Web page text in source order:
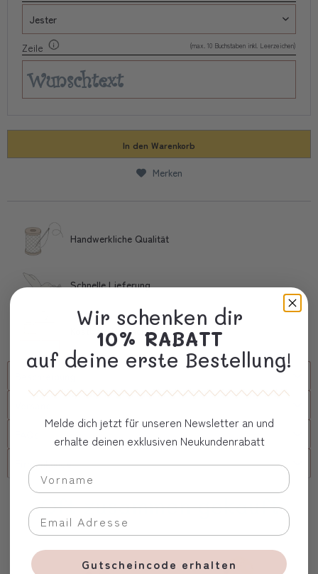
Zeile (max. 10 Buchstaben inkl. Leerzeichen)
In den Warenkorb
Merken
Handwerkliche Qualität
Schnelle Lieferung
Kostbare Verpackung
Firmenkunde
Oft zusammen gekauft
Wir schenken dir
10% RABATT
auf deine erste Bestellung!
Melde dich jetzt für unseren Newsletter an und
erhalte deinen exklusiven Neukundenrabatt
Gutscheincode erhalten